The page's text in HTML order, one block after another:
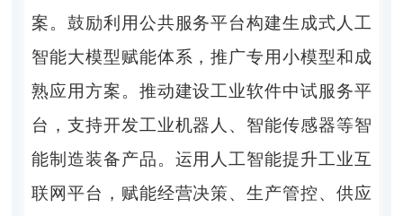
案。鼓励利用公共服务平台构建生成式人工
智能大模型赋能体系，推广专用小模型和成
熟应用方案。推动建设工业软件中试服务平
台，支持开发工业机器人、智能传感器等智
能制造装备产品。运用人工智能提升工业互
联网平台，赋能经营决策、生产管控、供应